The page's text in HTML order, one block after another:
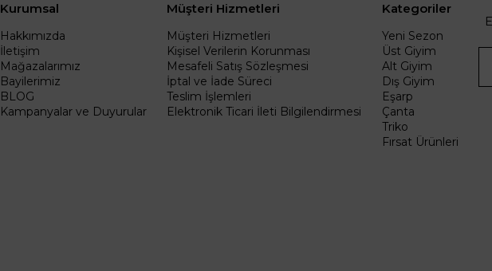
Kurumsal
Hakkımızda
İletişim
Mağazalarımız
Bayilerimiz
BLOG
Kampanyalar ve Duyurular
Müşteri Hizmetleri
Müşteri Hizmetleri
Kişisel Verilerin Korunması
Mesafeli Satış Sözleşmesi
İptal ve İade Süreci
Teslim İşlemleri
Elektronik Ticari İleti Bilgilendirmesi
Kategoriler
Yeni Sezon
Üst Giyim
Alt Giyim
Dış Giyim
Eşarp
Çanta
Triko
Fırsat Ürünleri